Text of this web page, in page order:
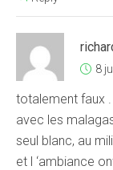
8
totalement faux
avec les
seul blanc, au
et l ‘ambiance